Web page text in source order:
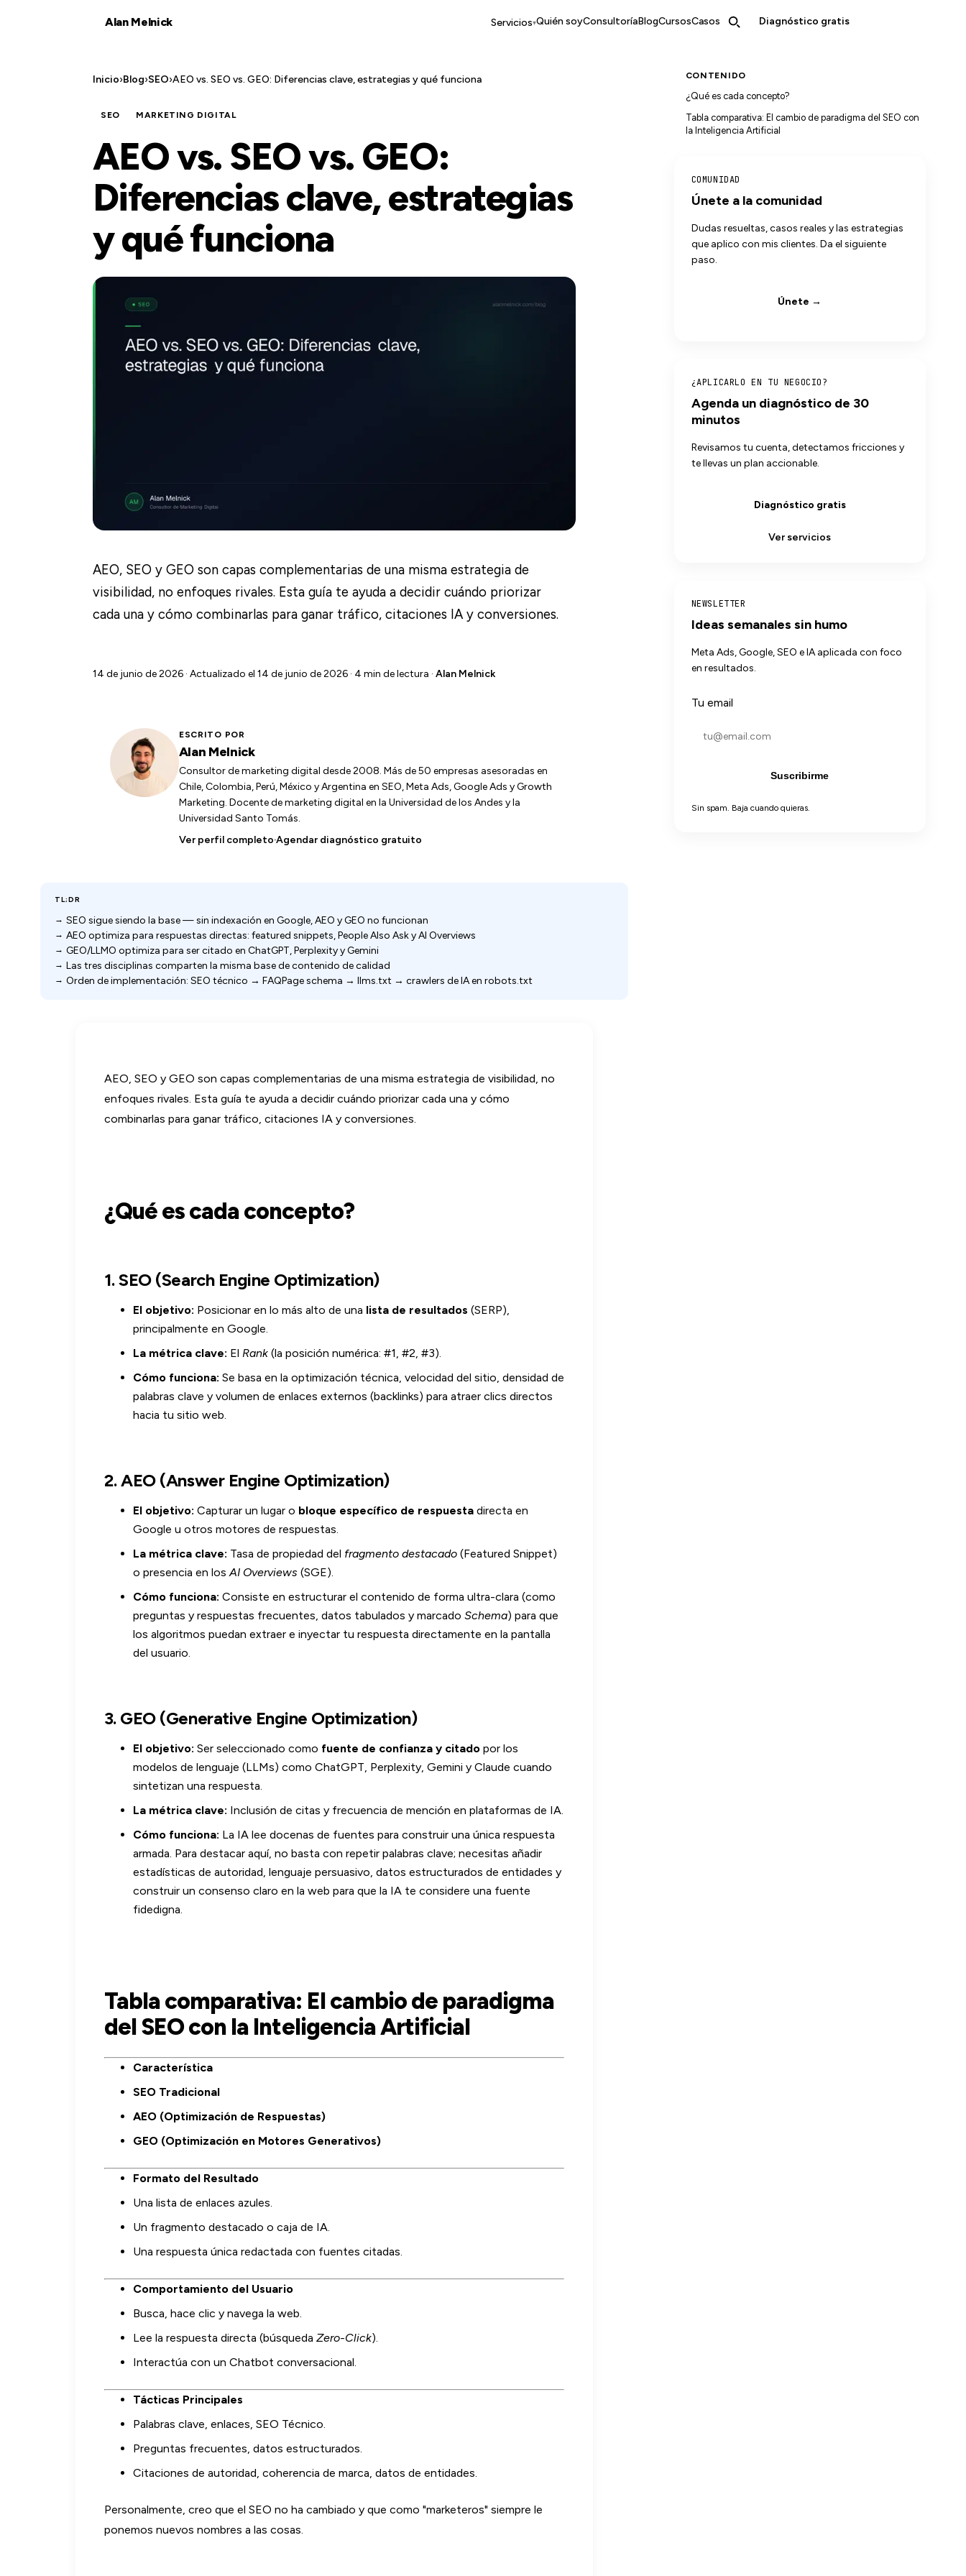
Alan Melnick Servicios▾Quién soyConsultoríaBlogCursosCasos Diagnóstico gratis
CONTENIDO
¿Qué es cada concepto?
Tabla comparativa: El cambio de paradigma del SEO con
la Inteligencia Artificial
COMUNIDAD
Únete a la comunidad
Dudas resueltas, casos reales y las estrategias
que aplico con mis clientes. Da el siguiente
paso.
Únete →
¿APLICARLO EN TU NEGOCIO?
Agenda un diagnóstico de 30
minutos
Revisamos tu cuenta, detectamos fricciones y
te llevas un plan accionable.
Diagnóstico gratis
Ver servicios
NEWSLETTER
Ideas semanales sin humo
Meta Ads, Google, SEO e IA aplicada con foco
en resultados.
Tu email
Suscribirme
Sin spam. Baja cuando quieras.
Inicio›Blog›SEO›AEO vs. SEO vs. GEO: Diferencias clave, estrategias y qué funciona
SEO MARKETING DIGITAL
AEO vs. SEO vs. GEO:
Diferencias clave, estrategias
y qué funciona
AEO, SEO y GEO son capas complementarias de una misma estrategia de
visibilidad, no enfoques rivales. Esta guía te ayuda a decidir cuándo priorizar
cada una y cómo combinarlas para ganar tráfico, citaciones IA y conversiones.
14 de junio de 2026 · Actualizado el 14 de junio de 2026 · 4 min de lectura · Alan Melnick
ESCRITO POR
Alan Melnick
Consultor de marketing digital desde 2008. Más de 50 empresas asesoradas en
Chile, Colombia, Perú, México y Argentina en SEO, Meta Ads, Google Ads y Growth
Marketing. Docente de marketing digital en la Universidad de los Andes y la
Universidad Santo Tomás.
Ver perfil completo·Agendar diagnóstico gratuito
TL;DR
SEO sigue siendo la base — sin indexación en Google, AEO y GEO no funcionan
AEO optimiza para respuestas directas: featured snippets, People Also Ask y AI Overviews
GEO/LLMO optimiza para ser citado en ChatGPT, Perplexity y Gemini
Las tres disciplinas comparten la misma base de contenido de calidad
Orden de implementación: SEO técnico → FAQPage schema → llms.txt → crawlers de IA en robots.txt
AEO, SEO y GEO son capas complementarias de una misma estrategia de visibilidad, no
enfoques rivales. Esta guía te ayuda a decidir cuándo priorizar cada una y cómo
combinarlas para ganar tráfico, citaciones IA y conversiones.
¿Qué es cada concepto?
1. SEO (Search Engine Optimization)
El objetivo: Posicionar en lo más alto de una lista de resultados (SERP),
principalmente en Google.
La métrica clave: El Rank(la posición numérica: #1, #2, #3).
Cómo funciona: Se basa en la optimización técnica, velocidad del sitio, densidad de
palabras clave y volumen de enlaces externos (backlinks) para atraer clics directos
hacia tu sitio web.
2. AEO (Answer Engine Optimization)
El objetivo: Capturar un lugar o bloque específico de respuestadirecta en
Google u otros motores de respuestas.
La métrica clave: Tasa de propiedad del fragmento destacado(Featured Snippet)
o presencia en losAI Overviews (SGE).
Cómo funciona: Consiste en estructurar el contenido de forma ultra-clara (como
preguntas y respuestas frecuentes, datos tabulados y marcado Schema) para que
los algoritmos puedan extraer e inyectar tu respuesta directamente en la pantalla
del usuario.
3. GEO (Generative Engine Optimization)
El objetivo: Ser seleccionado como fuente de confianza y citadopor los
modelos de lenguaje (LLMs) como ChatGPT, Perplexity, Gemini y Claude cuando
sintetizan una respuesta.
La métrica clave: Inclusión de citas y frecuencia de mención en plataformas de IA.
Cómo funciona: La IA lee docenas de fuentes para construir una única respuesta
armada. Para destacar aquí, no basta con repetir palabras clave; necesitas añadir
estadísticas de autoridad, lenguaje persuasivo, datos estructurados de entidades y
construir un consenso claro en la web para que la IA te considere una fuente
fidedigna.
Tabla comparativa: El cambio de paradigma
del SEO con la Inteligencia Artificial
Característica
SEO Tradicional
AEO (Optimización de Respuestas)
GEO (Optimización en Motores Generativos)
Formato del Resultado
Una lista de enlaces azules.
Un fragmento destacado o caja de IA.
Una respuesta única redactada con fuentes citadas.
Comportamiento del Usuario
Busca, hace clic y navega la web.
Lee la respuesta directa (búsqueda Zero-Click).
Interactúa con un Chatbot conversacional.
Tácticas Principales
Palabras clave, enlaces, SEO Técnico.
Preguntas frecuentes, datos estructurados.
Citaciones de autoridad, coherencia de marca, datos de entidades.
Personalmente, creo que el SEO no ha cambiado y que como "marketeros" siempre le
ponemos nuevos nombres a las cosas.